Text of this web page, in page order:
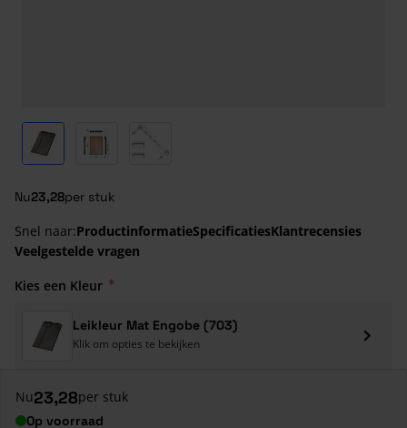
View larger imageView larger image
Nu23,28per stuk
Snel naar:ProductinformatieSpecificatiesKlantrecensies
Veelgestelde vragen
Kies een Kleur
Leikleur Mat Engobe (703)
Klik om opties te bekijken
Nu23,28per stuk
Op voorraad